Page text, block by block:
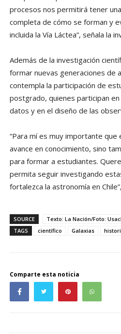
procesos nos permitirá tener
completa de cómo se forman y
incluida la Vía Láctea”, señala la
Además de la investigación
formar nuevas generaciones de
contempla la participación de
postgrado, quienes participan en
datos y en el diseño de las
“Para mí es muy importante que
avance en conocimiento, sino
para formar a estudiantes.
permita seguir investigando
fortalezca la astronomía en
SOURCE
Texto: La Nación/Foto:
TAGS
científico Galaxias
Comparte esta noticia